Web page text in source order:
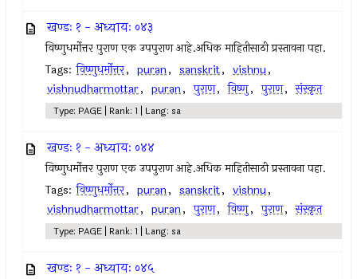
खण्डः १ - अध्यायः ०४३
विष्णुधर्मोत्तर पुराण एक उपपुराण आहे.अधिक माहितीसाठी प्रस्तावना पहा.
Tags: विष्णुधर्मोत्तर, puran, sanskrit, vishnu,
vishnudharmottar, puran, पुराण, विष्णु, पुराण, संस्कृत
Type: PAGE | Rank: 1 | Lang: sa
खण्डः १ - अध्यायः ०४४
विष्णुधर्मोत्तर पुराण एक उपपुराण आहे.अधिक माहितीसाठी प्रस्तावना पहा.
Tags: विष्णुधर्मोत्तर, puran, sanskrit, vishnu,
vishnudharmottar, puran, पुराण, विष्णु, पुराण, संस्कृत
Type: PAGE | Rank: 1 | Lang: sa
खण्डः १ - अध्यायः ०४५